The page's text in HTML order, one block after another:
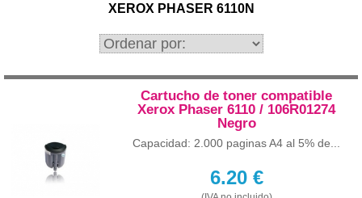
XEROX PHASER 6110N
Cartucho de toner compatible
Xerox Phaser 6110 / 106R01274
Negro
Capacidad: 2.000 paginas A4 al 5% de...
6.20€